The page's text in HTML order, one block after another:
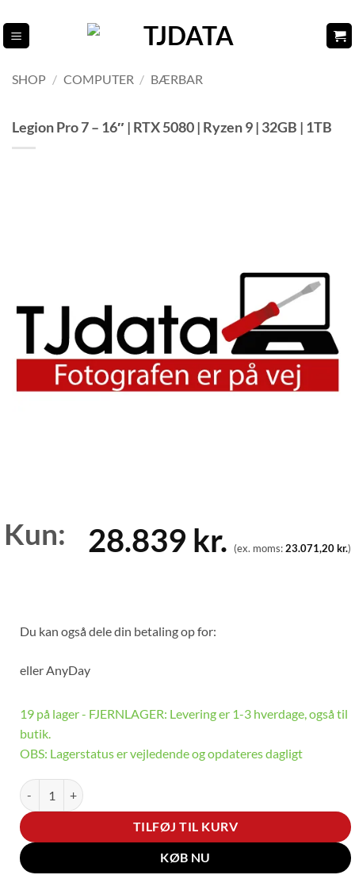
til
indhold
SHOP / COMPUTER / BÆRBAR
Legion Pro 7 – 16″ | RTX 5080 | Ryzen 9 | 32GB | 1TB
Kun: 28.839 kr. (ex. moms:23.071,20kr.)
Du kan også dele din betaling op for:
eller AnyDay
19 på lager - FJERNLAGER: Levering er 1-3 hverdage, også til
butik.
OBS: Lagerstatus er vejledende og opdateres dagligt
Legion Pro 7 - 16" | RTX 5080 | Ryzen 9 | 32GB | 1TB antal
TILFØJ TIL KURV
KØB NU